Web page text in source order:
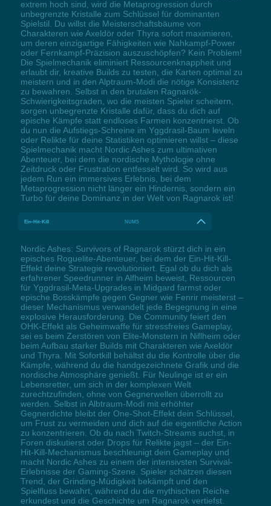
extrem hoch sind, wird die Metaprogression durch
unbegrenzte Kristalle zum Schlüssel für dominanten
Spielstil. Du willst die Meisterschaftsbäume von
Charakteren wie Axeldör oder Thyra sofort maximieren,
um deren einzigartige Fähigkeiten wie Nahkampf-Power
oder Fernkampf-Präzision auszuschöpfen? Kein Problem!
Die Spielmechanik eliminiert Ressourcenknappheit und
erlaubt dir, kreative Builds zu testen, die Karten optimal zu
meistern und in den Alptraum-Modi die nötige Konsistenz
zu bewahren. Selbst in den brutalen Ragnarök-
Schwierigkeitsgraden, wo die meisten Spieler scheitern,
sorgen unbegrenzte Kristalle dafür, dass du dich auf
epische Kämpfe statt endloses Farmen konzentrierst. Ob
du nun die Aufstiegs-Schreine im Yggdrasil-Baum leveln
oder Relikte für deine Statistiken optimieren willst – diese
Spielmechanik macht Nordic Ashes zum ultimativen
Abenteuer, bei dem die nordische Mythologie ohne
Zeitdruck oder Frustration entfesselt wird. So wird aus
jedem Run ein immersives Erlebnis, bei dem
Metaprogression nicht länger ein Hindernis, sondern ein
Turbo für deine Dominanz in der Welt von Ragnarok ist!
Ein-Hit-Kill NUM5
Nordic Ashes: Survivors of Ragnarok stürzt dich in ein
episches Roguelite-Abenteuer, bei dem der Ein-Hit-Kill-
Effekt deine Strategie revolutioniert. Egal ob du dich als
erfahrener Speedrunner in Alfheim beweist, Ressourcen
für Yggdrasil-Meta-Upgrades in Midgard farmst oder
epische Bosskämpfe gegen Gegner wie Fenrir meisterst –
dieser Mechanismus verwandelt jede Begegnung in eine
explosive Herausforderung. Die Community feiert den
OHK-Effekt als Geheimwaffe für stressfreies Gameplay,
sei es beim Zerstören von Elite-Monstern in Niflheim oder
beim Aufbau starker Builds mit Charakteren wie Axeldör
und Thyra. Mit Sofortkill behältst du die Kontrolle über die
Kämpfe, während du die handgezeichnete Grafik und die
nordische Atmosphäre genießt. Für Neulinge ist er ein
Lebensretter, um sich in der komplexen Welt
zurechtzufinden, ohne von Gegnerwellen überrollt zu
werden. Selbst in Albtraum-Modi mit erhöhter
Gegnerdichte bleibt der One-Shot-Effekt dein Schlüssel,
um Frust zu vermeiden und dich auf die eigentliche Action
zu konzentrieren. Ob du nach Twitch-Streams suchst, in
Foren diskutierst oder Drops für Relikte jagst – der Ein-
Hit-Kill-Mechanismus beschleunigt dein Gameplay und
macht Nordic Ashes zu einem der intensivsten Survival-
Erlebnisse der Gaming-Szene. Spieler schätzen diesen
Trend, der Grinding-Müdigkeit bekämpft und den
Spielfluss bewahrt, während du die mythischen Reiche
erkundest und die Geschichte um Ragnarok vertiefst.